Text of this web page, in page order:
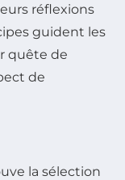
réflexions
guident les
quête de
de
la sélection